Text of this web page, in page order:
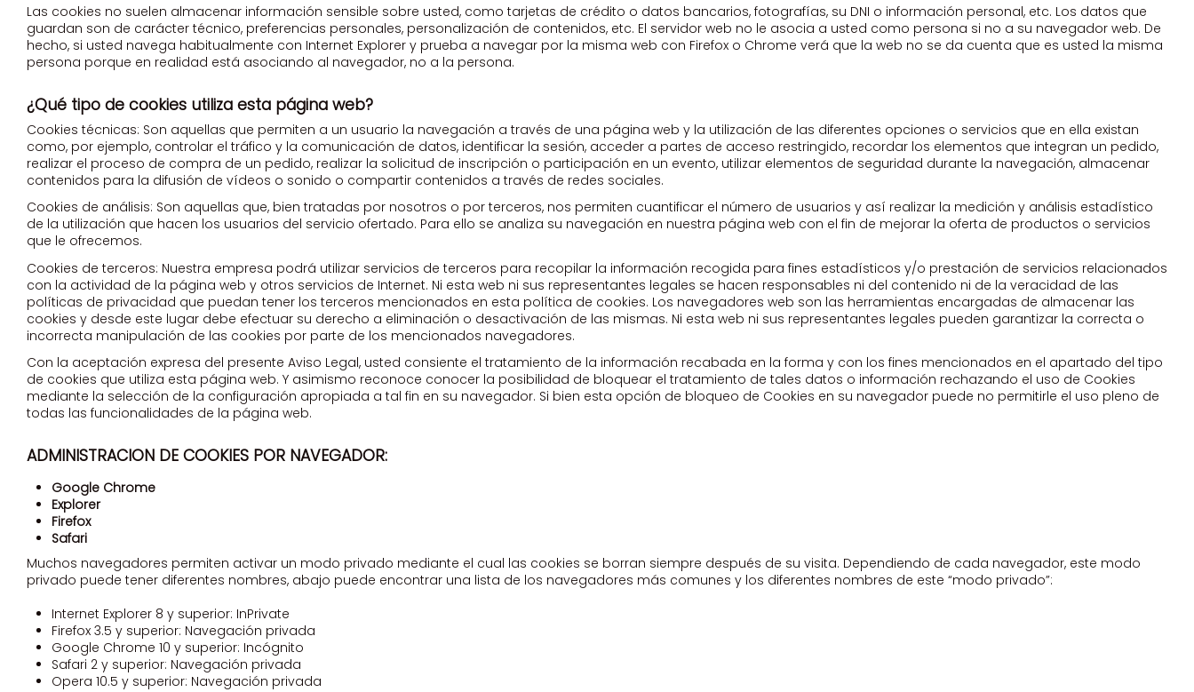
Las cookies no suelen almacenar información sensible sobre usted, como tarjetas de crédito o datos bancarios, fotografías, su DNI o información personal, etc. Los datos que
guardan son de carácter técnico, preferencias personales, personalización de contenidos, etc. El servidor web no le asocia a usted como persona si no a su navegador web. De
hecho, si usted navega habitualmente con Internet Explorer y prueba a navegar por la misma web con Firefox o Chrome verá que la web no se da cuenta que es usted la misma
persona porque en realidad está asociando al navegador, no a la persona.
¿Qué tipo de cookies utiliza esta página web?
Cookies técnicas: Son aquellas que permiten a un usuario la navegación a través de una página web y la utilización de las diferentes opciones o servicios que en ella existan
como, por ejemplo, controlar el tráfico y la comunicación de datos, identificar la sesión, acceder a partes de acceso restringido, recordar los elementos que integran un pedido,
realizar el proceso de compra de un pedido, realizar la solicitud de inscripción o participación en un evento, utilizar elementos de seguridad durante la navegación, almacenar
contenidos para la difusión de vídeos o sonido o compartir contenidos a través de redes sociales.
Cookies de análisis: Son aquellas que, bien tratadas por nosotros o por terceros, nos permiten cuantificar el número de usuarios y así realizar la medición y análisis estadístico
de la utilización que hacen los usuarios del servicio ofertado. Para ello se analiza su navegación en nuestra página web con el fin de mejorar la oferta de productos o servicios
que le ofrecemos.
Cookies de terceros: Nuestra empresa podrá utilizar servicios de terceros para recopilar la información recogida para fines estadísticos y/o prestación de servicios relacionados
con la actividad de la página web y otros servicios de Internet. Ni esta web ni sus representantes legales se hacen responsables ni del contenido ni de la veracidad de las
políticas de privacidad que puedan tener los terceros mencionados en esta política de cookies. Los navegadores web son las herramientas encargadas de almacenar las
cookies y desde este lugar debe efectuar su derecho a eliminación o desactivación de las mismas. Ni esta web ni sus representantes legales pueden garantizar la correcta o
incorrecta manipulación de las cookies por parte de los mencionados navegadores.
Con la aceptación expresa del presente Aviso Legal, usted consiente el tratamiento de la información recabada en la forma y con los fines mencionados en el apartado del tipo
de cookies que utiliza esta página web. Y asimismo reconoce conocer la posibilidad de bloquear el tratamiento de tales datos o información rechazando el uso de Cookies
mediante la selección de la configuración apropiada a tal fin en su navegador. Si bien esta opción de bloqueo de Cookies en su navegador puede no permitirle el uso pleno de
todas las funcionalidades de la página web.
ADMINISTRACION DE COOKIES POR NAVEGADOR:
Google Chrome
Explorer
Firefox
Safari
Muchos navegadores permiten activar un modo privado mediante el cual las cookies se borran siempre después de su visita. Dependiendo de cada navegador, este modo
privado puede tener diferentes nombres, abajo puede encontrar una lista de los navegadores más comunes y los diferentes nombres de este “modo privado”:
Internet Explorer 8 y superior: InPrivate
Firefox 3.5 y superior: Navegación privada
Google Chrome 10 y superior: Incógnito
Safari 2 y superior: Navegación privada
Opera 10.5 y superior: Navegación privada